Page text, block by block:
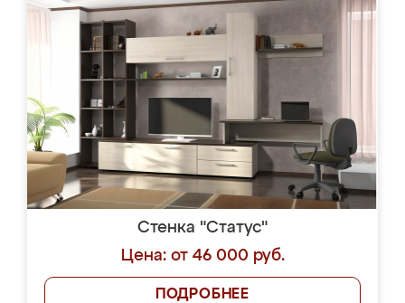
Стенка "Статус"
Цена: от 46 000 руб.
ПОДРОБНЕЕ